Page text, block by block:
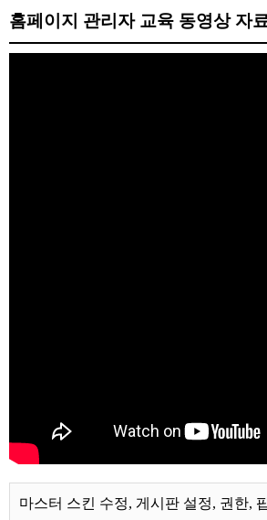
홈페이지 관리자 교육 동영상 자
마스터 스킨 수정, 게시판 설정, 권한,